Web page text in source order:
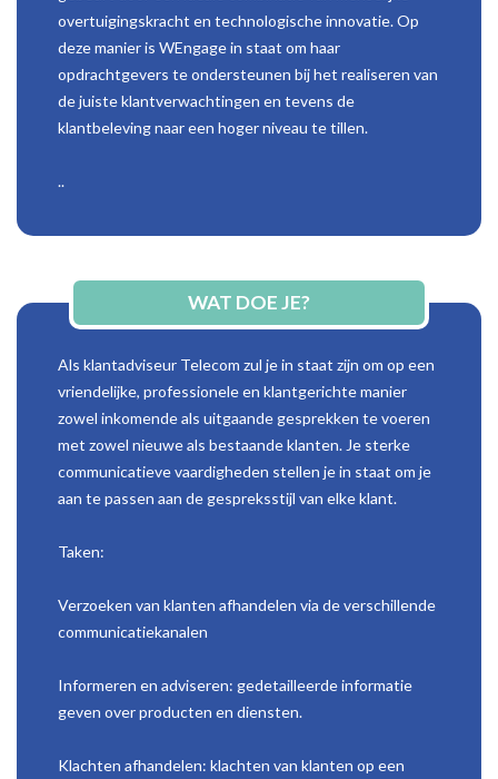
overtuigingskracht en technologische innovatie. Op
deze manier is WEngage in staat om haar
opdrachtgevers te ondersteunen bij het realiseren van
de juiste klantverwachtingen en tevens de
klantbeleving naar een hoger niveau te tillen.
..
WAT DOE JE?
Als klantadviseur Telecom zul je in staat zijn om op een
vriendelijke, professionele en klantgerichte manier
zowel inkomende als uitgaande gesprekken te voeren
met zowel nieuwe als bestaande klanten. Je sterke
communicatieve vaardigheden stellen je in staat om je
aan te passen aan de gespreksstijl van elke klant.
Taken:
Verzoeken van klanten afhandelen via de verschillende
communicatiekanalen
Informeren en adviseren: gedetailleerde informatie
geven over producten en diensten.
Klachten afhandelen: klachten van klanten op een